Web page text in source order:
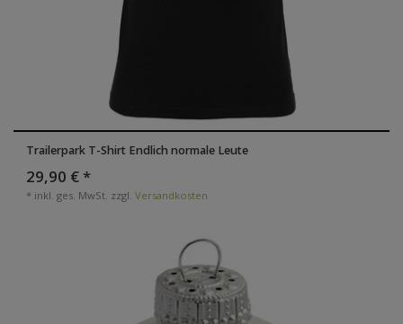
Trailerpark T-Shirt Endlich normale Leute
29,90 € *
* inkl. ges. MwSt. zzgl. Versandkosten